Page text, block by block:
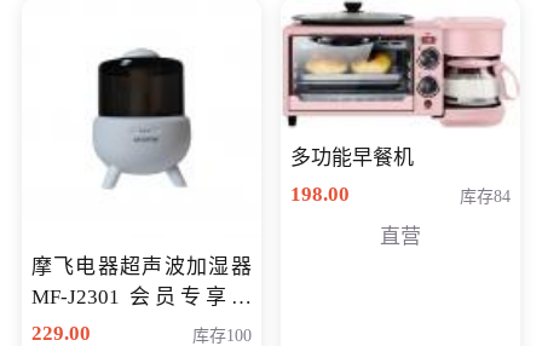
摩飞电器超声波加湿器
MF-J2301 会员专享价
168元
229.00 库存100
多功能早餐机
198.00
库存84
直营